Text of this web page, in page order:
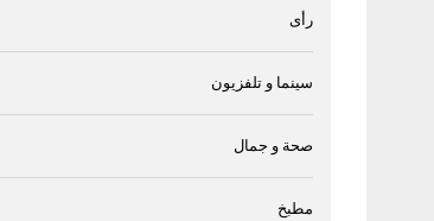
رأى
سينما و تلفزيون
صحة و جمال
مطبخ